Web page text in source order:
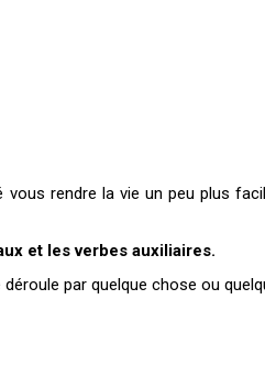
rendre la vie un peu plus
et les verbes auxiliaires.
par quelque chose ou